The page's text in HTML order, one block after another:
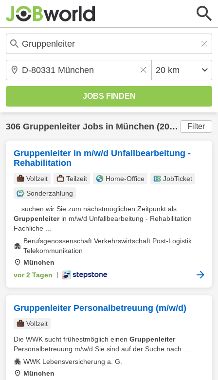
306 Gruppenleiter Jobs in München (20 km) gefunden Filter
Gruppenleiter in m/w/d Unfallbearbeitung -
Rehabilitation
Vollzeit Teilzeit Home-Office
JobTicket
Sonderzahlung
... suchen wir Sie zum nächstmöglichen Zeitpunkt als
Gruppenleiterin m/w/d Unfallbearbeitung - Rehabilitation
Fachliche ...
Berufsgenossenschaft Verkehrswirtschaft Post-Logistik
Telekommunikation
München
vor 2 Tagen
Gruppenleiter Personalbetreuung (m/w/d)
Vollzeit
Die WWK sucht frühestmöglich einen Gruppenleiter
Personalbetreuung m/w/d Sie sind auf der Suche nach ...
WWK Lebensversicherung a. G.
München